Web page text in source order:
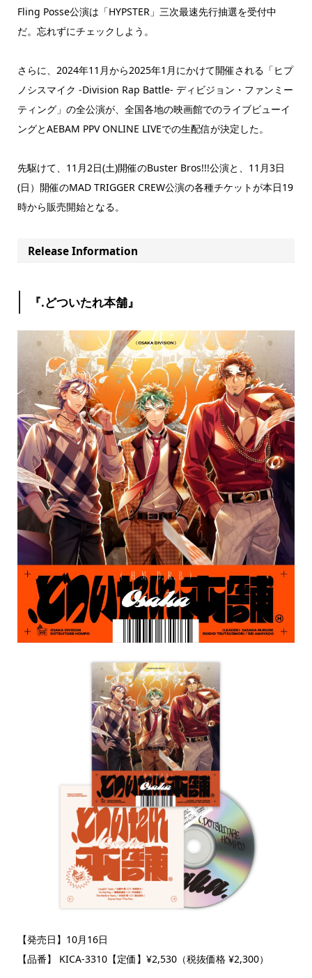
Fling Posse公演は「HYPSTER」三次最速先行抽選を受付中
だ。忘れずにチェックしよう。
さらに、2024年11月から2025年1月にかけて開催される「ヒプ
ノシスマイク -Division Rap Battle- ディビジョン・ファンミー
ティング」の全公演が、全国各地の映画館でのライブビューイ
ングとAEBAM PPV ONLINE LIVEでの生配信が決定した。
先駆けて、11月2日(土)開催のBuster Bros!!!公演と、11月3日
(日）開催のMAD TRIGGER CREW公演の各種チケットが本日19
時から販売開始となる。
Release Information
『.どついたれ本舗』
【発売日】10月16日
【品番】 KICA-3310【定価】¥2,530（税抜価格 ¥2,300）